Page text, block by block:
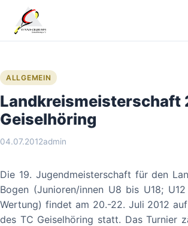
Inhalt
springen
ALLGEMEIN
Landkreismeisterschaft
Geiselhöring
04.07.2012admin
Die 19. Jugendmeisterschaft für den
Bogen (Junioren/innen U8 bis U18;
Wertung) findet am 20.-22. Juli 2012
des TC Geiselhöring statt. Das Turnier